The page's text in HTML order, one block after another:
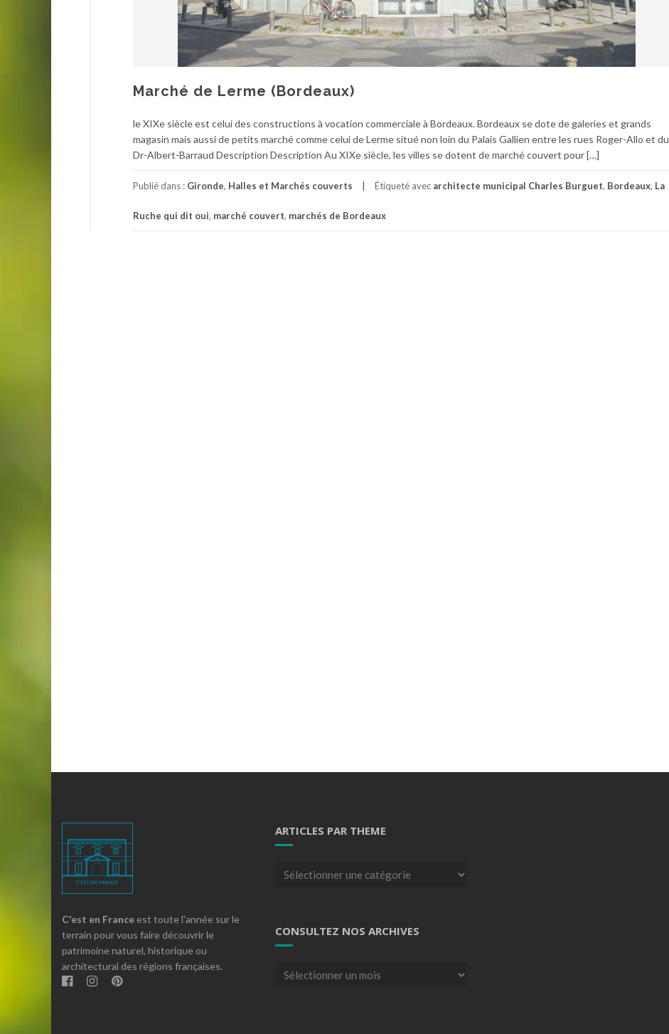
Marché de Lerme (Bordeaux)
le XIXe siècle est celui des constructions à vocation commerciale à Bordeaux. Bordeaux se dote de galeries et grands
magasin mais aussi de petits marché comme celui de Lerme situé non loin du Palais Gallien entre les rues Roger-Allo et du
Dr-Albert-Barraud Description Description Au XIXe siècle, les villes se dotent de marché couvert pour […]
Publié dans : Gironde, Halles et Marchés couverts Étiqueté avec architecte municipal Charles Burguet, Bordeaux, La
Ruche qui dit oui, marché couvert, marchés de Bordeaux
C'est en France est toute l'année sur le
terrain pour vous faire découvrir le
patrimoine naturel, historique ou
architectural des régions françaises.
ARTICLES PAR THEME
Articles
CONSULTEZ NOS ARCHIVES
Consultez